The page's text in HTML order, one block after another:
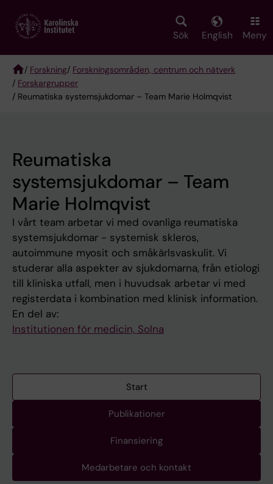
main
Sök English Meny
Breadcrumb
/ Forskning/ Forskningsområden, centrum och nätverk
/ Forskargrupper
/ Reumatiska systemsjukdomar – Team Marie Holmqvist
Reumatiska
systemsjukdomar – Team
Marie Holmqvist
I vårt team arbetar vi med ovanliga reumatiska
systemsjukdomar - systemisk skleros,
autoimmune myosit och småkärlsvaskulit. Vi
studerar alla aspekter av sjukdomarna, från etiologi
till kliniska utfall, men i huvudsak arbetar vi med
registerdata i kombination med klinisk information.
En del av:
Institutionen för medicin, Solna
Start
Publikationer
Finansiering
Medarbetare och kontakt